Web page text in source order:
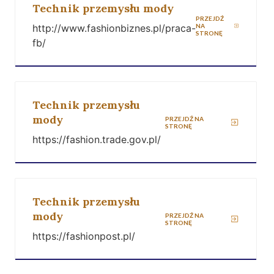
Technik przemysłu mody
http://www.fashionbiznes.pl/praca-
fb/
PRZEJDŹ
NA
STRONĘ
Technik przemysłu
mody
https://fashion.trade.gov.pl/
PRZEJDŹ NA
STRONĘ
Technik przemysłu
mody
https://fashionpost.pl/
PRZEJDŹ NA
STRONĘ